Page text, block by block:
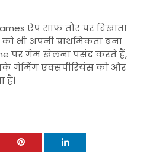
ऐप साफ तौर पर दिखाता
भी अपनी प्राथमिकता बना
पर गेम खेलना पसंद करते हैं,
गेमिंग एक्सपीरियंस को और
है।